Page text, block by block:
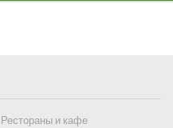
Рестораны и кафе